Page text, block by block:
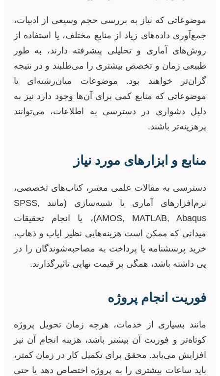
موضوعاتی که نیاز به بررسی حجم وسیعی از ادبیات،
جمع‌آوری داده‌های زیاد از منابع مختلف، یا استفاده از
روش‌های آماری و تحلیلی پیشرفته دارند، به طور
طبیعی زمان و تخصص بیشتری را می‌طلبند و در نتیجه
گران‌تر خواهند بود. موضوعات میان‌رشته‌ای یا
موضوعاتی که منابع کمی برای آن‌ها وجود دارد نیز به
دلیل دشواری در دسترسی به اطلاعات، می‌توانند
پرهزینه‌تر باشند.
منابع و ابزارهای مورد نیاز
دسترسی به مقالات علمی معتبر، کتاب‌های تخصصی،
نرم‌افزارهای آماری یا شبیه‌سازی (مانند SPSS,
AMOS, MATLAB, Abaqus)، یا انجام تحقیقات
میدانی که ممکن است هزینه‌هایی نظیر ایاب و ذهاب،
خرید پرسشنامه یا پرداخت به مصاحبه‌شوندگان را در
پی داشته باشد، همگی بر قیمت نهایی تاثیرگذارند.
فوریت انجام پروژه
مانند بسیاری از خدمات، هرچه زمان تحویل پروژه
کوتاه‌تر و فوریت آن بیشتر باشد، هزینه انجام آن نیز
افزایش می‌یابد. محقق برای تکمیل کار در زمان کمتر،
باید ساعات بیشتری را به پروژه اختصاص دهد یا حتی